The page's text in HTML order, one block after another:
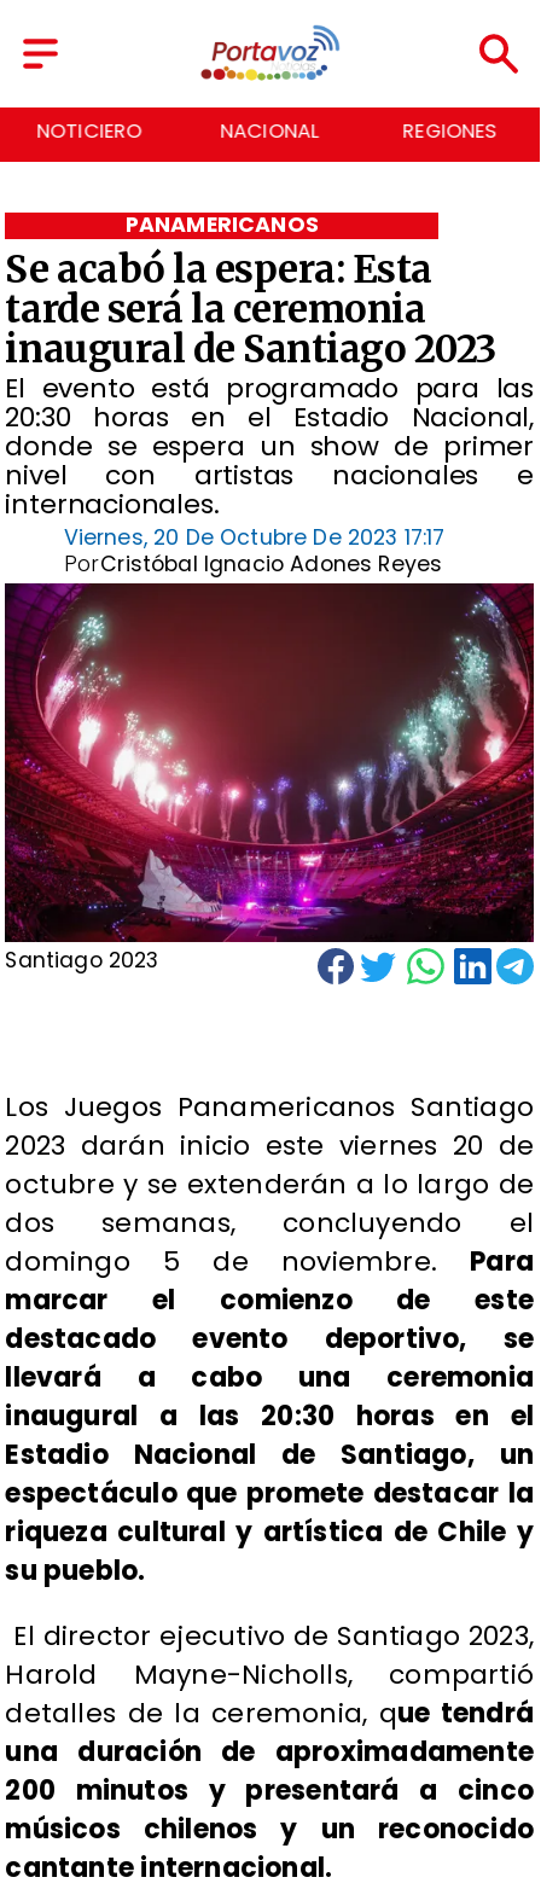
NACIONAL REGIONES ECONOMÍA
Se acabó la espera: Esta
tarde será la ceremonia
inaugural de Santiago 2023
El evento está programado para las
20:30 horas en el Estadio Nacional,
donde se espera un show de primer
nivel con artistas nacionales e
internacionales.
PANAMERICANOS
Viernes, 20 De Octubre De 2023 17:17
Cristóbal Ignacio Adones Reyes
Por
Santiago 2023
​Los Juegos Panamericanos Santiago
2023 darán inicio este viernes 20 de
octubre y se extenderán a lo largo de
dos semanas, concluyendo el
domingo 5 de noviembre. Para
marcar el comienzo de este
destacado evento deportivo, se
llevará a cabo una ceremonia
inaugural a las 20:30 horas en el
Estadio Nacional de Santiago, un
espectáculo que promete destacar la
riqueza cultural y artística de Chile y
su pueblo.
El director ejecutivo de Santiago 2023,
Harold Mayne-Nicholls, compartió
detalles de la ceremonia, que tendrá
una duración de aproximadamente
200 minutos y presentará a cinco
músicos chilenos y un reconocido
cantante internacional.